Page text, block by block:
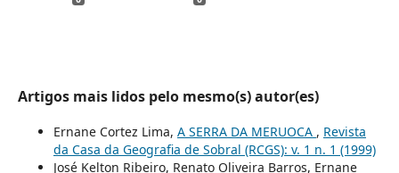
Artigos mais lidos pelo mesmo(s) autor(es)
Ernane Cortez Lima, A SERRA DA MERUOCA , Revista
da Casa da Geografia de Sobral (RCGS): v. 1 n. 1 (1999)
José Kelton Ribeiro, Renato Oliveira Barros, Ernane